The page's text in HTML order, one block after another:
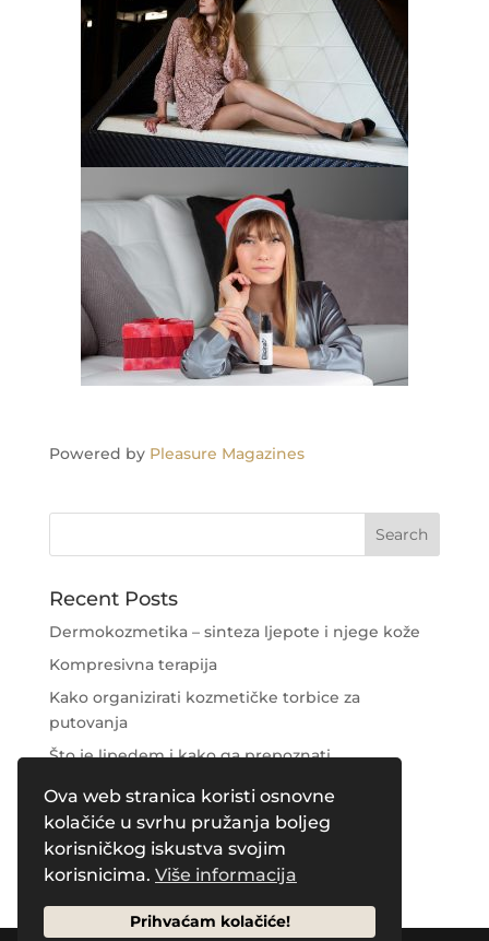
Ova web stranica koristi osnovne
kolačiće u svrhu pružanja boljeg
korisničkog iskustva svojim
korisnicima. Više informacija
Prihvaćam kolačiće!
Powered by Pleasure Magazines
Recent Posts
Dermokozmetika – sinteza ljepote i njege kože
Kompresivna terapija
Kako organizirati kozmetičke torbice za
putovanja
Što je lipedem i kako ga prepoznati
Njega područja oko očiju
Recent Comments